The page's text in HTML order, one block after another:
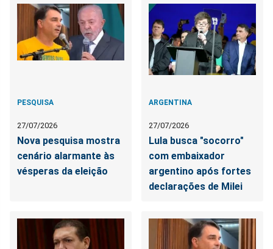
PESQUISA
27/07/2026
Nova pesquisa mostra
cenário alarmante às
vésperas da eleição
ARGENTINA
27/07/2026
Lula busca "socorro"
com embaixador
argentino após fortes
declarações de Milei